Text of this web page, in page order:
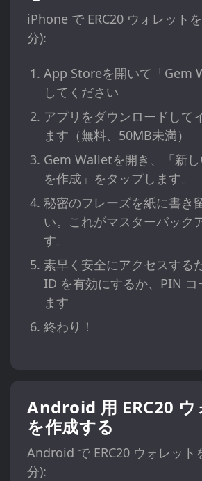
iPhone で ERC20 ウォレット
分):
App Storeを開いて「Gem
してください
アプリをダウンロードして
ます（無料、50MB未満）
Gem Walletを開き、「新し
を作成」をタップします。
秘密のフレーズを紙に書き
い。これがマスターバック
す。
素早く安全にアクセスする
ID を有効にするか、PIN コ
ます
終わり！
Android 用 ERC20 ウ
を作成する
Android で ERC20 ウォレット
分):